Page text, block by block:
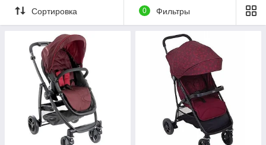
Сортировка 0 Фильтры